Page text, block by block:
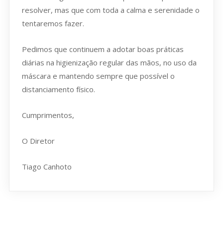
resolver, mas que com toda a calma e serenidade o
tentaremos fazer.
Pedimos que continuem a adotar boas práticas
diárias na higienização regular das mãos, no uso da
máscara e mantendo sempre que possível o
distanciamento físico.
Cumprimentos,
O Diretor
Tiago Canhoto